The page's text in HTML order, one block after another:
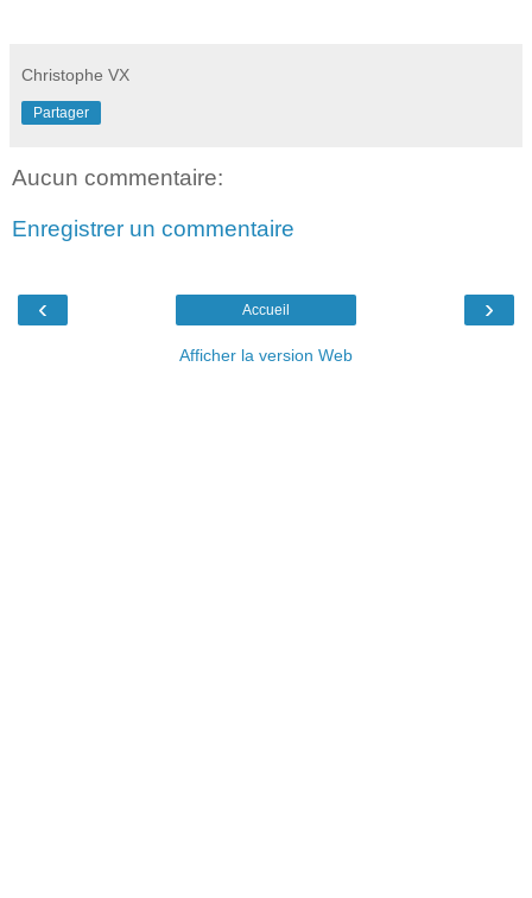
Christophe VX
Partager
Aucun commentaire:
Enregistrer un commentaire
‹ ›
Accueil
Afficher la version Web